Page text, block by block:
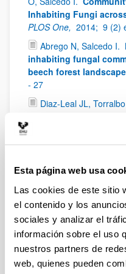
Esta página web usa
Las cookies de este sitio
el contenido y los
sociales y analizar el
información sobre el uso
nuestros partners de
web, quienes pueden
Inhabiting Fungi
PLOS One, 2014; 9 (2)
Abrego N, Salcedo I.
inhabiting fungal
beech forest landscape
- 27
Diaz-Leal JL,
characterization of
Phaseolus vulgaris
Huérfano X, Hähndel
C, Estavillo JM,
inhibitor
reduces N2O
mediterranean
building a blueprint for
security. Ed. CSC
Artes Gráficas, 2014;